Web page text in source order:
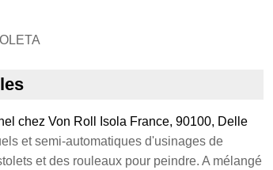
chez Von Roll Isola France, 90100, Delle
et semi-automatiques d'usinages de
et des rouleaux pour peindre. A mélangé